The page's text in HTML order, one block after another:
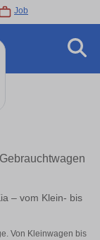
Job
– vom Klein- bis
Von Kleinwagen bis